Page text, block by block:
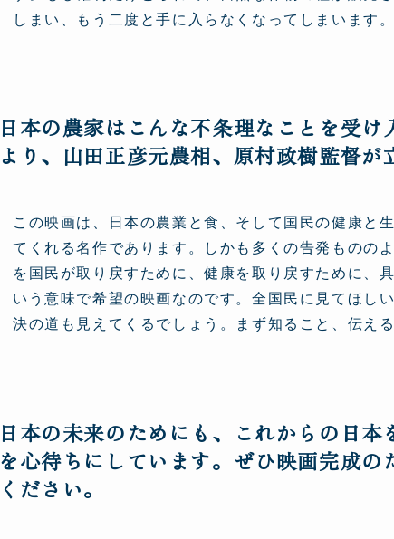
しまい、もう二度と手に入らなくなってしまいます。
日本の農家はこんな不条理なことを受
より、山田正彦元農相、原村政樹監督が
この映画は、日本の農業と食、そして国民の健康と
てくれる名作であります。しかも多くの告発ものの
を国民が取り戻すために、健康を取り戻すために、
いう意味で希望の映画なのです。全国民に見てほし
決の道も見えてくるでしょう。まず知ること、伝え
日本の未来のためにも、これからの日
を心待ちにしています。ぜひ映画完成
ください。